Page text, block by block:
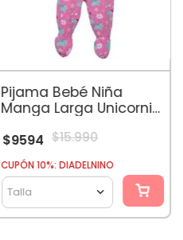
Pijama Bebé Niña
Manga Larga Unicornio
$9594 $15.990
CUPÓN 10%: DIADELNINO
Talla